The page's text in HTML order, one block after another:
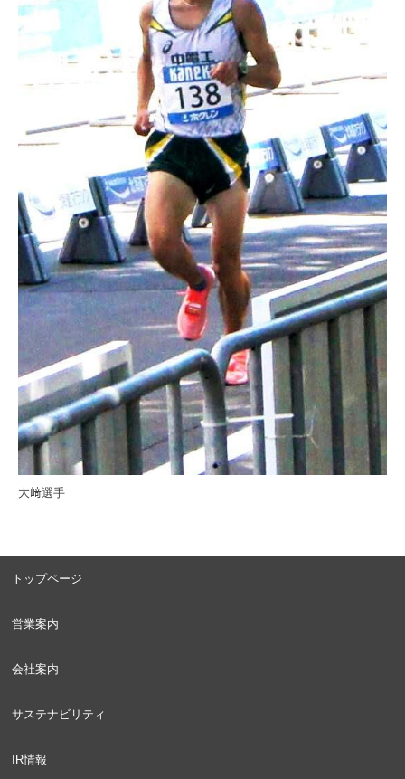
大﨑選手
トップページ
営業案内
会社案内
サステナビリティ
IR情報